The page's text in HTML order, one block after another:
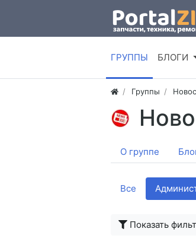
ГРУППЫ БЛОГИ
Группы
О группе
Все
Показать